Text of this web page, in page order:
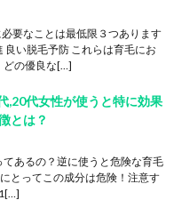
要なことは最低限３つあります
良い脱毛予防 これらは育毛にお
どの優良な[…]
,20代女性が使うと特に効果
とは？
てあるの？逆に使うと危険な育毛
とってこの成分は危険！注意す